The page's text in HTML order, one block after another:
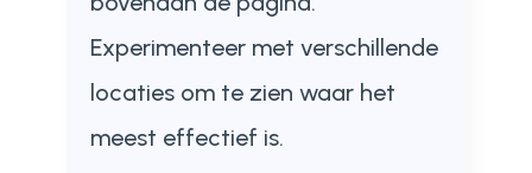
Experimenteer met verschillende
locaties om te zien waar het
meest effectief is.